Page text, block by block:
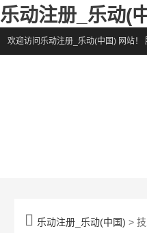
乐动注册_乐动(
欢迎访问乐动注册_乐动(中国) 网站！
 乐动注册_乐动(中国) >